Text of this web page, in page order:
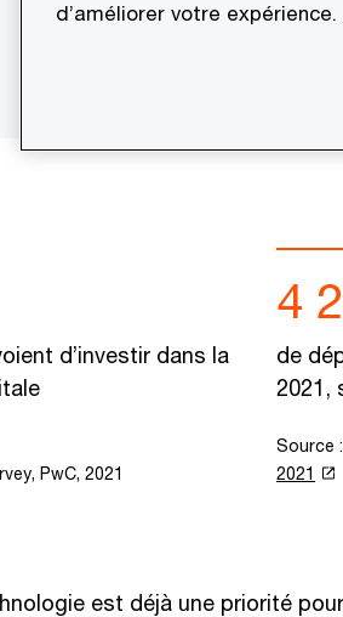
d’investir dans la
PwC, 2021
4
de
2021,
Source
2021
est déjà une priorité
d’améliorer votre expérience.